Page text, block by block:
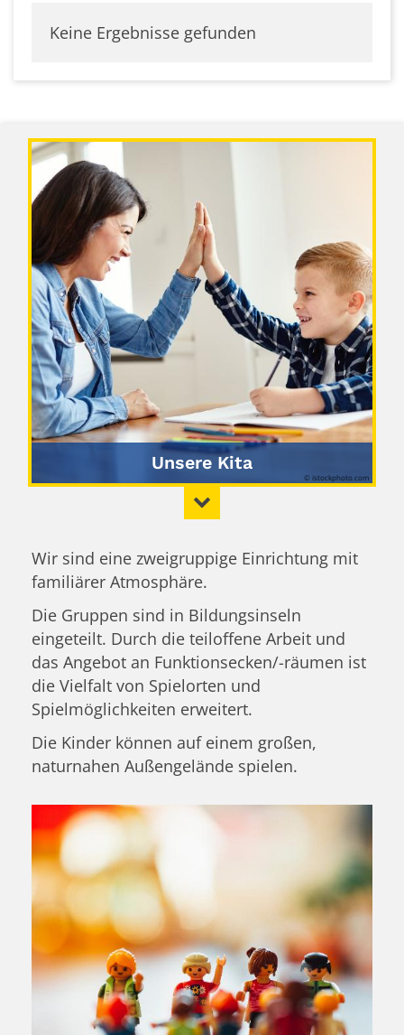
Keine Ergebnisse gefunden
Unsere Kita
© istockphoto.com
Wir sind eine zweigruppige Einrichtung mit
familiärer Atmosphäre.
Die Gruppen sind in Bildungsinseln
eingeteilt. Durch die teiloffene Arbeit und
das Angebot an Funktionsecken/-räumen ist
die Vielfalt von Spielorten und
Spielmöglichkeiten erweitert.
Die Kinder können auf einem großen,
naturnahen Außengelände spielen.